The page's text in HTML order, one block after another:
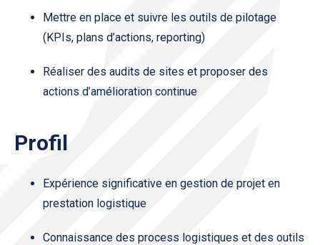
Mettre en place et suivre les outils de pilotage
(KPIs, plans d’actions, reporting)
Réaliser des audits de sites et proposer des
actions d’amélioration continue
Profil
Expérience significative en gestion de projet en
prestation logistique
Connaissance des process logistiques et des outils